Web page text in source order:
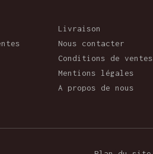
Livraison
Nous contacter
Conditions de ventes
Mentions légales
A propos de nous